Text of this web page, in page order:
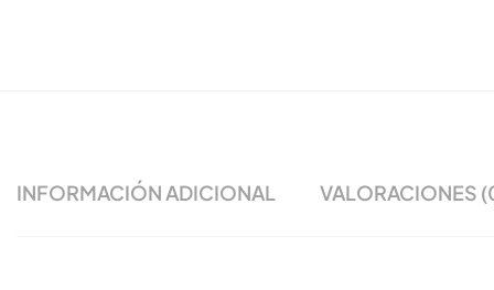
INFORMACIÓN ADICIONAL VALORACIONES